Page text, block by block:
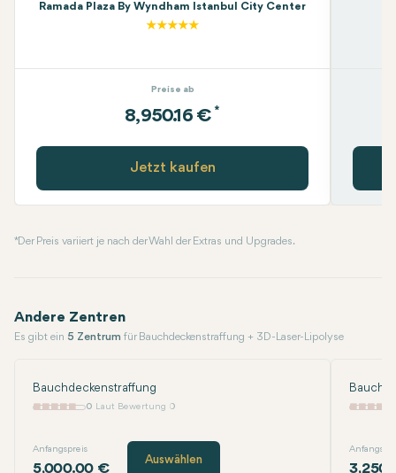
Ramada Plaza By Wyndham Istanbul City Center
Preise ab
8,950.16 € *
Jetzt kaufen
* Der Preis variiert je nach der Wahl der Extras und Upgrades.
Andere Zentren
Es gibt ein 5 Zentrum für Bauchdeckenstraffung + 3D-Laser-Lipolyse
Bauchdeckenstraffung
0 Laut Bewertung 0
Anfangspreis
5,000.00 €
Auswählen